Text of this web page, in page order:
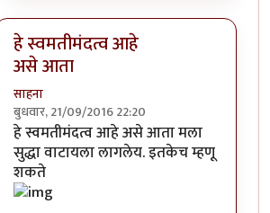
हे स्वमतीमंदत्व आहे
असे आता
साहना
बुधवार, 21/09/2016 22:20
In reply toआत्मबंधवाल्यानी `कोहळा म्हणजे
हे स्वमतीमंदत्व आहे असे आता मला
सुद्धा वाटायला लागलेय. इतकेच म्हणू
शकते